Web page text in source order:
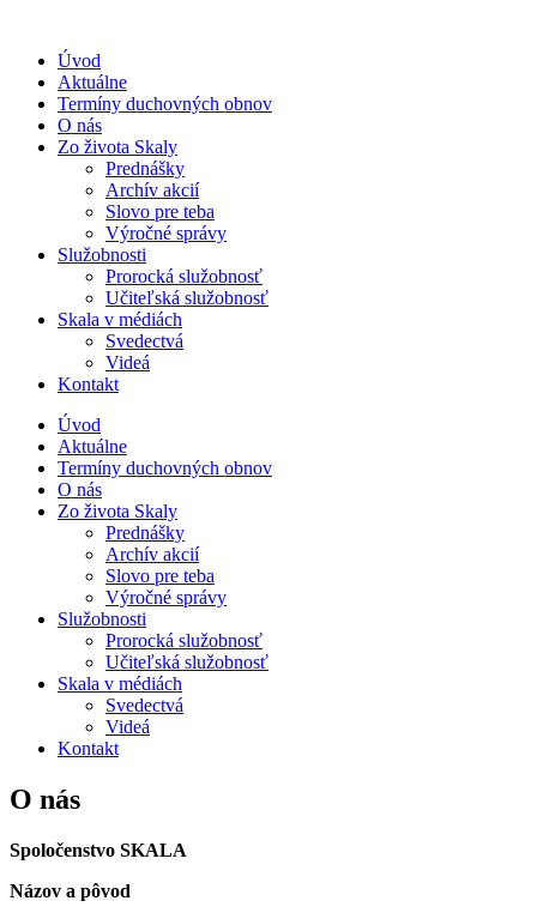
Úvod
Aktuálne
Termíny duchovných obnov
O nás
Zo života Skaly
Prednášky
Archív akcií
Slovo pre teba
Výročné správy
Služobnosti
Prorocká služobnosť
Učiteľská služobnosť
Skala v médiách
Svedectvá
Videá
Kontakt
Úvod
Aktuálne
Termíny duchovných obnov
O nás
Zo života Skaly
Prednášky
Archív akcií
Slovo pre teba
Výročné správy
Služobnosti
Prorocká služobnosť
Učiteľská služobnosť
Skala v médiách
Svedectvá
Videá
Kontakt
O nás
Spoločenstvo SKALA
Názov a pôvod